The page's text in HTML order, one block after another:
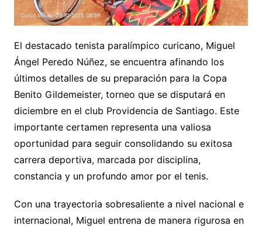
El destacado tenista paralímpico curicano, Miguel
Ángel Peredo Núñez, se encuentra afinando los
últimos detalles de su preparación para la Copa
Benito Gildemeister, torneo que se disputará en
diciembre en el club Providencia de Santiago. Este
importante certamen representa una valiosa
oportunidad para seguir consolidando su exitosa
carrera deportiva, marcada por disciplina,
constancia y un profundo amor por el tenis.
Con una trayectoria sobresaliente a nivel nacional e
internacional, Miguel entrena de manera rigurosa en